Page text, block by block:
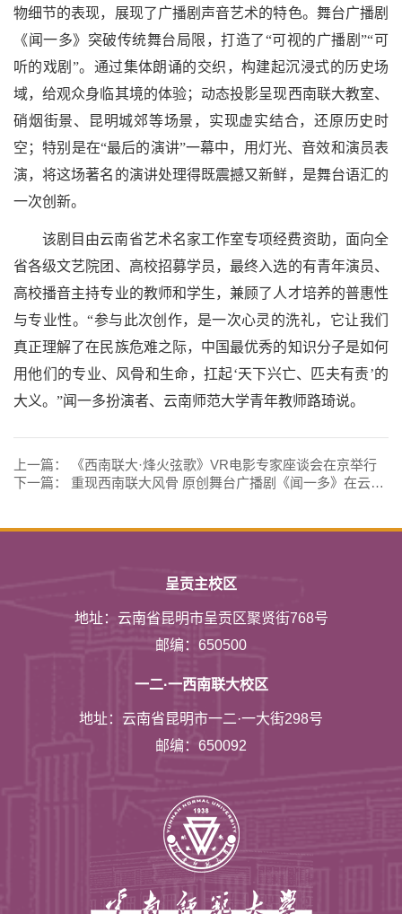
物细节的表现，展现了广播剧声音艺术的特色。舞台广播剧
《闻一多》突破传统舞台局限，打造了“可视的广播剧”“可
听的戏剧”。通过集体朗诵的交织，构建起沉浸式的历史场
域，给观众身临其境的体验；动态投影呈现西南联大教室、
硝烟街景、昆明城郊等场景，实现虚实结合，还原历史时
空；特别是在“最后的演讲”一幕中，用灯光、音效和演员表
演，将这场著名的演讲处理得既震撼又新鲜，是舞台语汇的
一次创新。
该剧目由云南省艺术名家工作室专项经费资助，面向全
省各级文艺院团、高校招募学员，最终入选的有青年演员、
高校播音主持专业的教师和学生，兼顾了人才培养的普惠性
与专业性。“参与此次创作，是一次心灵的洗礼，它让我们
真正理解了在民族危难之际，中国最优秀的知识分子是如何
用他们的专业、风骨和生命，扛起‘天下兴亡、匹夫有责’的
大义。”闻一多扮演者、云南师范大学青年教师路琦说。
上一篇：
《西南联大·烽火弦歌》VR电影专家座谈会在京举行
下一篇： 重现西南联大风骨 原创舞台广播剧《闻一多》在云南师范大学上演
呈贡主校区
地址：云南省昆明市呈贡区聚贤街768号
邮编：650500
一二·一西南联大校区
地址：云南省昆明市一二·一大街298号
邮编：650092